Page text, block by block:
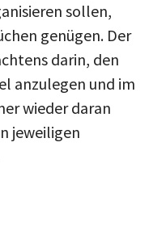
sollen,
genügen. Der
darin, den
anzulegen und im
wieder daran
jeweiligen